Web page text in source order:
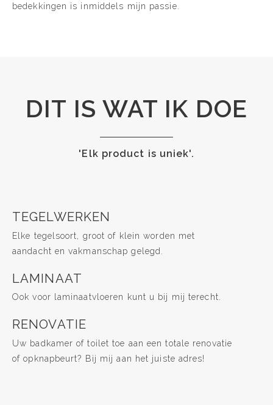
bedekkingen is inmiddels mijn passie.
DIT IS WAT IK DOE
'Elk product is uniek'.
TEGELWERKEN
Elke tegelsoort, groot of klein worden met
aandacht en vakmanschap gelegd.
LAMINAAT
Ook voor laminaatvloeren kunt u bij mij terecht.
RENOVATIE
Uw badkamer of toilet toe aan een totale renovatie
of opknapbeurt? Bij mij aan het juiste adres!